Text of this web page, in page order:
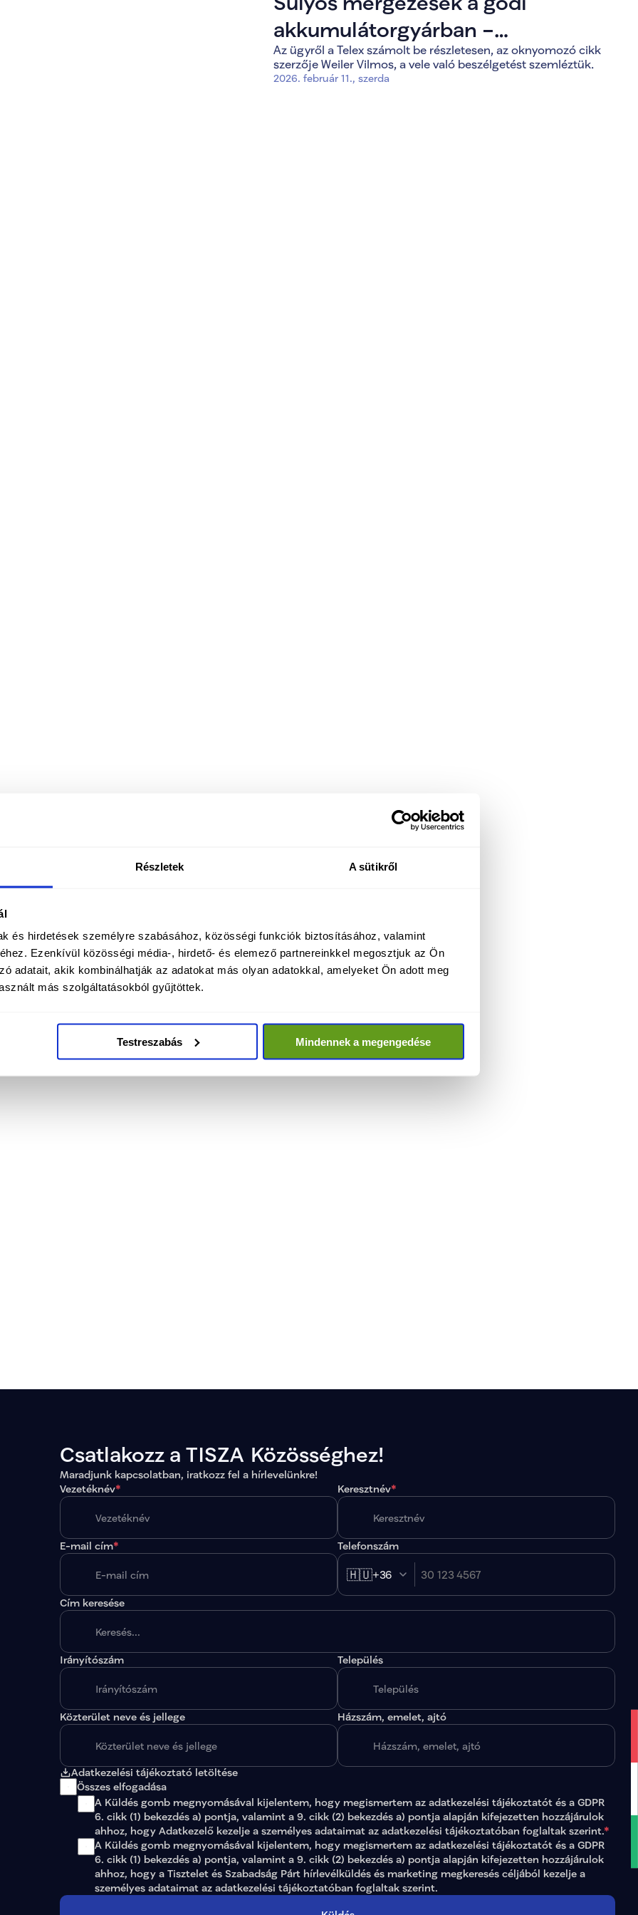
Részletek A sütikről
és hirdetések személyre szabásához, közösségi funkciók biztosításához, valamint
Ezenkívül közösségi média-, hirdető- és elemező partnereinkkel megosztjuk az Ön
adatait, akik kombinálhatják az adatokat más olyan adatokkal, amelyeket Ön adott meg
más szolgáltatásokból gyűjtöttek.
Testreszabás Mindennek a megengedése
akkumulátorgyárban –
titkosszolgálati jelentés került a
kormány elé
Az ügyről a Telex számolt be részletesen, az oknyomozó cikk
szerzője Weiler Vilmos, a vele való beszélgetést szemléztük.
2026. február 11., szerda
Csatlakozz a TISZA Közösséghez!
Maradjunk kapcsolatban, iratkozz fel a hírlevelünkre!
Vezetéknév* Keresztnév*
E-mail cím* Telefonszám
🇭🇺+36
Cím keresése
Irányítószám Település
Közterület neve és jellege Házszám, emelet, ajtó
Adatkezelési tájékoztató letöltése
Összes elfogadása
A Küldés gomb megnyomásával kijelentem, hogy megismertem az adatkezelési tájékoztatót és a GDPR
6. cikk (1) bekezdés a) pontja, valamint a 9. cikk (2) bekezdés a) pontja alapján kifejezetten hozzájárulok
ahhoz, hogy Adatkezelő kezelje a személyes adataimat az adatkezelési tájékoztatóban foglaltak szerint.*
A Küldés gomb megnyomásával kijelentem, hogy megismertem az adatkezelési tájékoztatót és a GDPR
6. cikk (1) bekezdés a) pontja, valamint a 9. cikk (2) bekezdés a) pontja alapján kifejezetten hozzájárulok
ahhoz, hogy a Tisztelet és Szabadság Párt hírlevélküldés és marketing megkeresés céljából kezelje a
személyes adataimat az adatkezelési tájékoztatóban foglaltak szerint.